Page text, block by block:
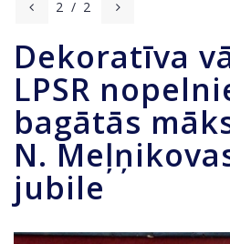
2 / 2
Dekoratīva
LPSR
bagātās
N.
jubile